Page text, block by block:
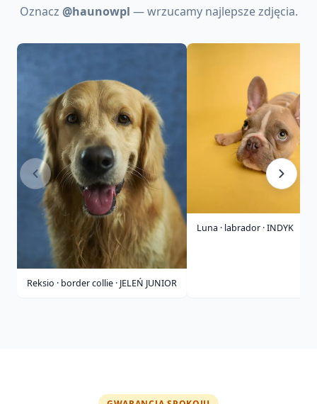
Oznacz @haunowpl — wrzucamy najlepsze zdjęcia.
Reksio · border collie · JELEŃ JUNIOR
Luna · labrador · INDYK